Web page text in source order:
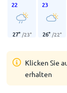
22
27° /23°
23
26° /22°
Klicken Sie
erhalten